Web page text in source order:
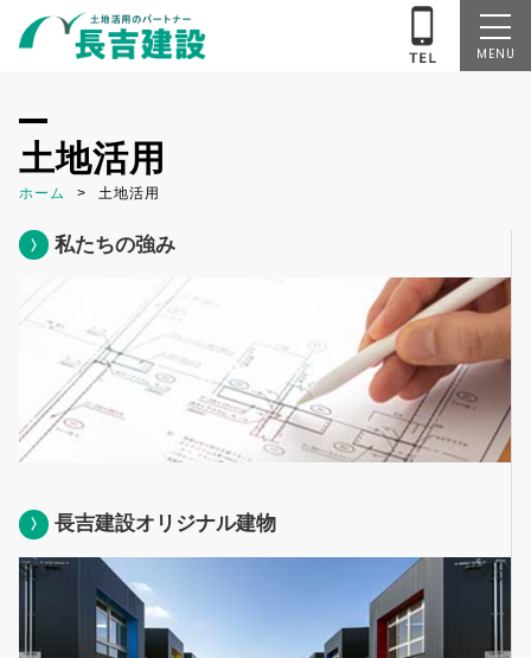
MENU
土地活用
ホーム 土地活用
私たちの強み
長吉建設オリジナル建物